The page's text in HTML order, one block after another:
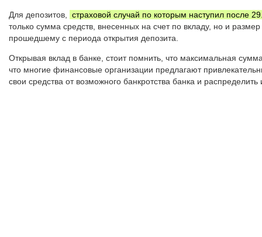
Для депозитов,
страховой случай по которым наступил после
только сумма средств, внесенных на счет по вкладу, но и
прошедшему с периода открытия депозита.
Открывая вклад в банке, стоит помнить, что максимальная
что многие финансовые организации предлагают
свои средства от возможного банкротства банка и